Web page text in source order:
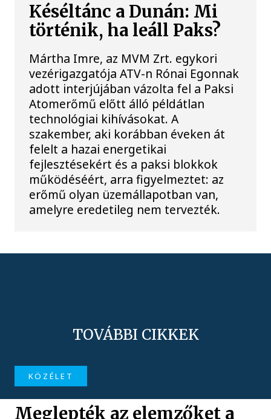
Késéltánc a Dunán: Mi
történik, ha leáll Paks?
Mártha Imre, az MVM Zrt. egykori
vezérigazgatója ATV-n Rónai Egonnak
adott interjújában vázolta fel a Paksi
Atomerőmű előtt álló példátlan
technológiai kihívásokat. A
szakember, aki korábban éveken át
felelt a hazai energetikai
fejlesztésekért és a paksi blokkok
működéséért, arra figyelmeztet: az
erőmű olyan üzemállapotban van,
amelyre eredetileg nem tervezték.
TOVÁBBI CIKKEK
KÖZÉLET
Meglepték az elemzőket a